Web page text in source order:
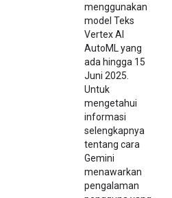
menggunakan
model Teks
Vertex AI
AutoML yang
ada hingga 15
Juni 2025.
Untuk
mengetahui
informasi
selengkapnya
tentang cara
Gemini
menawarkan
pengalaman